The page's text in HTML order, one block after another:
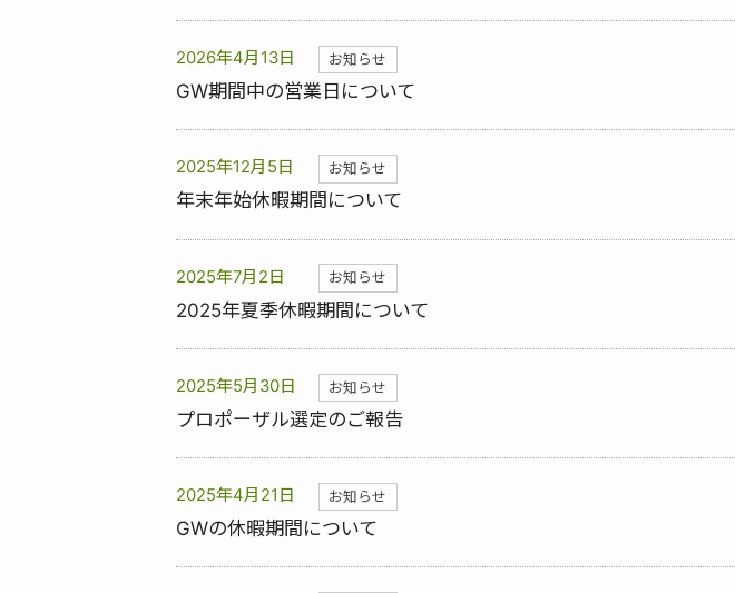
2026年4月13日 お知らせ
GW期間中の営業日について
2025年12月5日 お知らせ
年末年始休暇期間について
2025年7月2日 お知らせ
2025年夏季休暇期間について
2025年5月30日 お知らせ
プロポーザル選定のご報告
2025年4月21日 お知らせ
GWの休暇期間について